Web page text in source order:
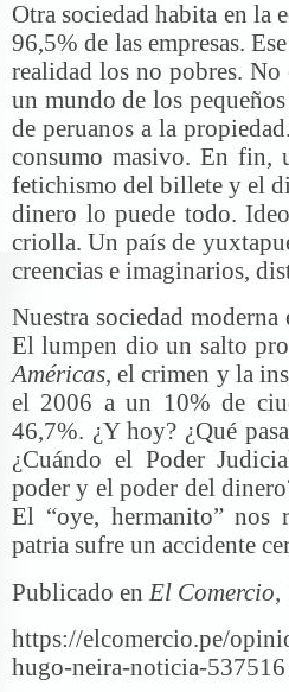
Otra sociedad habita en la
96,5% de las empresas.
realidad los no pobres. No
un mundo de los
de peruanos a la
consumo masivo. En fin,
fetichismo del billete y el
dinero lo puede todo.
criolla. Un país de
creencias e imaginarios,
Nuestra sociedad
El lumpen dio un salto
Américas, el crimen y la
el 2006 a un 10% de
46,7%. ¿Y hoy? ¿Qué
¿Cuándo el Poder
poder y el poder del
El “oye, hermanito” nos
patria sufre un accidente
Publicado en El Comercio,
https://elcomercio.pe/
hugo-neira-noticia-537516